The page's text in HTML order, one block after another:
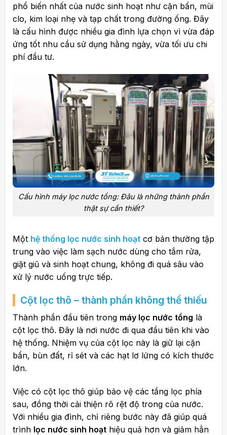
phổ biến nhất của nước sinh hoạt như cặn bẩn, mùi
clo, kim loại nhẹ và tạp chất trong đường ống. Đây
là cấu hình được nhiều gia đình lựa chọn vì vừa đáp
ứng tốt nhu cầu sử dụng hằng ngày, vừa tối ưu chi
phí đầu tư.
Cấu hình máy lọc nước tổng: Đâu là những thành phần
thật sự cần thiết?
Một hệ thống lọc nước sinh hoạtcơ bản thường tập
trung vào việc làm sạch nước dùng cho tắm rửa,
giặt giũ và sinh hoạt chung, không đi quá sâu vào
xử lý nước uống trực tiếp.
Cột lọc thô – thành phần không thể thiếu
Thành phần đầu tiên trong máy lọc nước tổng là
cột lọc thô. Đây là nơi nước đi qua đầu tiên khi vào
hệ thống. Nhiệm vụ của cột lọc này là giữ lại cặn
bẩn, bùn đất, rỉ sét và các hạt lơ lửng có kích thước
lớn.
Việc có cột lọc thô giúp bảo vệ các tầng lọc phía
sau, đồng thời cải thiện rõ rệt độ trong của nước.
Với nhiều gia đình, chỉ riêng bước này đã giúp quá
trình lọc nước sinh hoạthiệu quả hơn và giảm hẳn